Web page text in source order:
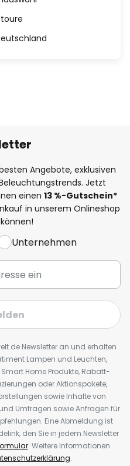
Angebote, exklusiven
Jetzt
einen 13 %-Gutschein*
in unserem Onlineshop
Unternehmen
Newsletter an und erhalten
Lampen und Leuchten,
Home Produkte, Rabatt-
oder Aktionspakete,
sowie Inhalte von
Umfragen sowie Anfragen für
Eine Abmeldung ist
den Sie in jedem Newsletter
. Weitere Informationen
.